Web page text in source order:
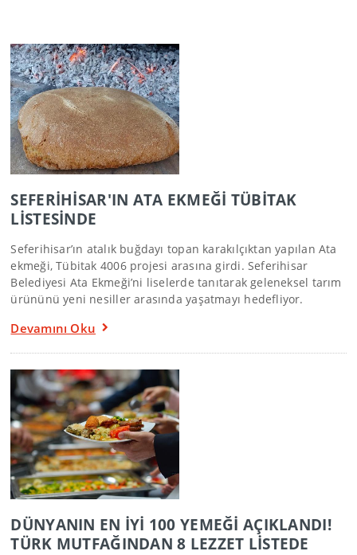
SEFERİHİSAR'IN ATA EKMEĞİ TÜBİTAK
LİSTESİNDE
Seferihisar’ın atalık buğdayı topan karakılçıktan yapılan Ata
ekmeği, Tübitak 4006 projesi arasına girdi. Seferihisar
Belediyesi Ata Ekmeği’ni liselerde tanıtarak geleneksel tarım
ürününü yeni nesiller arasında yaşatmayı hedefliyor.
Devamını Oku
DÜNYANIN EN İYİ 100 YEMEĞİ AÇIKLANDI!
TÜRK MUTFAĞINDAN 8 LEZZET LİSTEDE